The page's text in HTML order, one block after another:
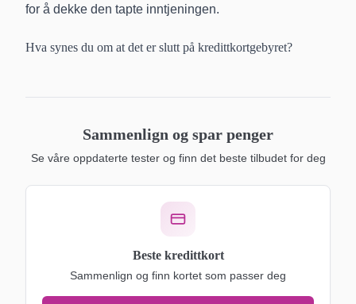
for å dekke den tapte inntjeningen.
Hva synes du om at det er slutt på kredittkortgebyret?
Sammenlign og spar penger
Se våre oppdaterte tester og finn det beste tilbudet for deg
Beste kredittkort
Sammenlign og finn kortet som passer deg